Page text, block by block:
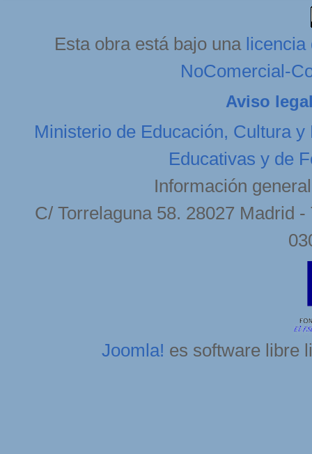
Esta obra está bajo una licencia
NoComercial-
Aviso
Ministerio de Educación, Cultura y
Educativas y de
Información
C/ Torrelaguna 58. 28027 Madrid
Joomla! es software libre